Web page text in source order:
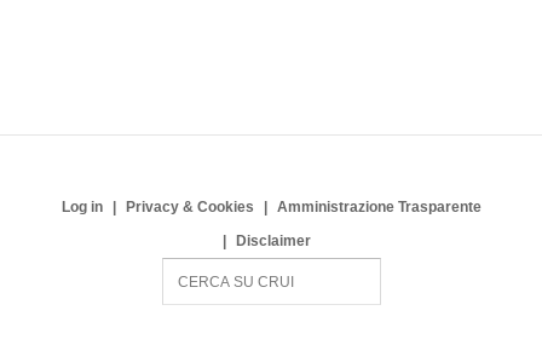
Log in Privacy & Cookies
Amministrazione Trasparente
Disclaimer